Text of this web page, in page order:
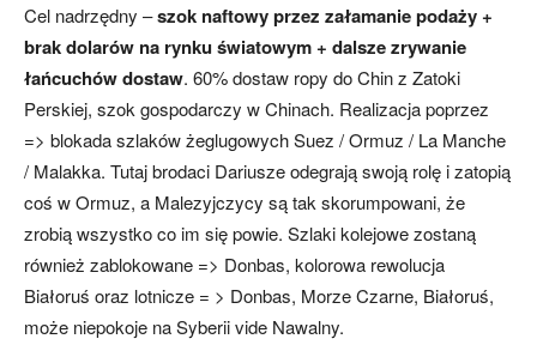
Cel nadrzędny –szok naftowy przez załamanie podaży +
brak dolarów na rynku światowym + dalsze zrywanie
łańcuchów dostaw. 60% dostaw ropy do Chin z Zatoki
Perskiej, szok gospodarczy w Chinach. Realizacja poprzez
=> blokada szlaków żeglugowych Suez / Ormuz / La Manche
/ Malakka. Tutaj brodaci Dariusze odegrają swoją rolę i zatopią
coś w Ormuz, a Malezyjczycy są tak skorumpowani, że
zrobią wszystko co im się powie. Szlaki kolejowe zostaną
również zablokowane => Donbas, kolorowa rewolucja
Białoruś oraz lotnicze = > Donbas, Morze Czarne, Białoruś,
może niepokoje na Syberii vide Nawalny.